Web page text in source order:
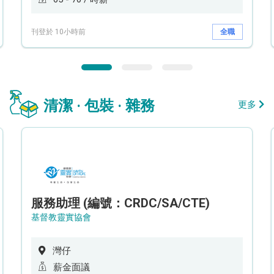
刊登於 10小時前 全職
清潔 · 包裝 · 雜務 更多
服務助理 (編號：CRDC/SA/CTE)
基督教靈實協會
灣仔
薪金面議